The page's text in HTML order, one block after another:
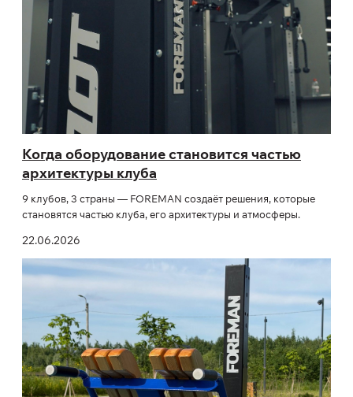
Когда оборудование становится частью
архитектуры клуба
9 клубов, 3 страны — FOREMAN создаёт решения, которые
становятся частью клуба, его архитектуры и атмосферы.
22.06.2026